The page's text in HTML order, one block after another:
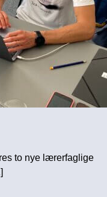
to nye lærerfaglige